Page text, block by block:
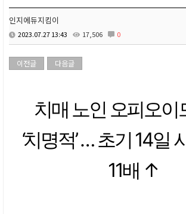
인지에듀지킴이
2023.07.27 13:43 17,506 0
이전글 다음글
치매 노인 오피오이
‘치명적’ … 초기 14일
11배 ↑